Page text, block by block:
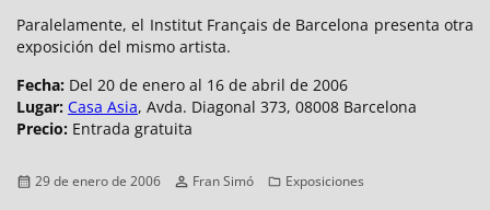
Paralelamente, el Institut Français de Barcelona presenta otra
exposición del mismo artista.
Fecha: Del 20 de enero al 16 de abril de 2006
Lugar: Casa Asia, Avda. Diagonal 373, 08008 Barcelona
Precio: Entrada gratuita
Publicado
29 de enero de 2006 Autor
Fran Simó Categorías
Exposiciones